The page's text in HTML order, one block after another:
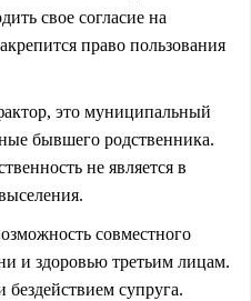
свое согласие на
право пользования
это муниципальный
бывшего родственника.
не является в
совместного
и здоровью третьим лицам.
супруга.